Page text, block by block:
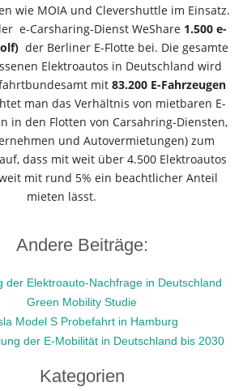
wie MOIA und Clevershuttle im Einsatz.
e-Carsharing-Dienst WeShare 1.500 e-
der Berliner E-Flotte bei. Die gesamte
Elektroautos in Deutschland wird
mit 83.200 E-Fahrzeugen
man das Verhältnis von mietbaren E-
in den Flotten von Carsahring-Diensten,
und Autovermietungen) zum
dass mit weit über 4.500 Elektroautos
mit rund 5% ein beachtlicher Anteil
mieten lässt.
Andere Beiträge:
der Elektroauto-Nachfrage in Deutschland
Green Mobility Studie
Model S Probefahrt in Hamburg
der E-Mobilität in Deutschland bis 2030
Kategorien